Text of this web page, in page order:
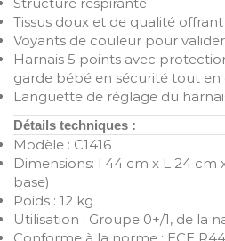
Tissus doux et de qualité
Voyants de couleur pour
Harnais 5 points avec
garde bébé en sécurité tout
Languette de réglage du
Détails techniques :
Modèle : C1416
Dimensions: l 44 cm x L 24 cm
base)
Poids : 12 kg
Utilisation : Groupe 0+/1, de la